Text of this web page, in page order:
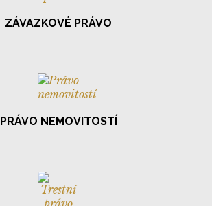
ZÁVAZKOVÉ PRÁVO
PRÁVO NEMOVITOSTÍ